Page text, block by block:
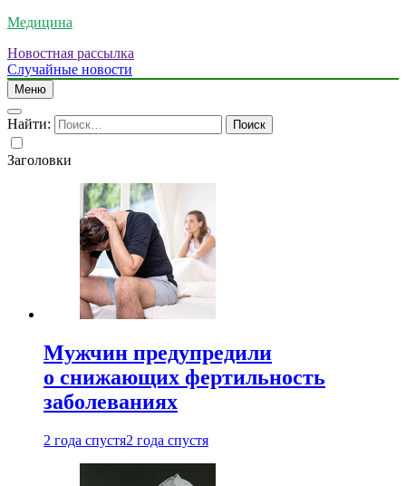
Медицина
Новостная рассылка
Случайные новости
Меню
Найти:
Заголовки
Мужчин предупредили
о снижающих фертильность
заболеваниях
2 года спустя2 года спустя